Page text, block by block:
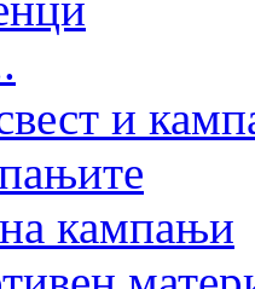
и
кампањи